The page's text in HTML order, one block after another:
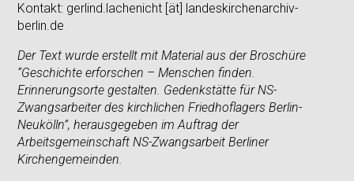
Kontakt: gerlind.lachenicht [ät] landeskirchenarchiv-
berlin.de
Der Text wurde erstellt mit Material aus der Broschüre
“Geschichte erforschen – Menschen finden.
Erinnerungsorte gestalten. Gedenkstätte für NS-
Zwangsarbeiter des kirchlichen Friedhoflagers Berlin-
Neukölln”, herausgegeben im Auftrag der
Arbeitsgemeinschaft NS-Zwangsarbeit Berliner
Kirchengemeinden.